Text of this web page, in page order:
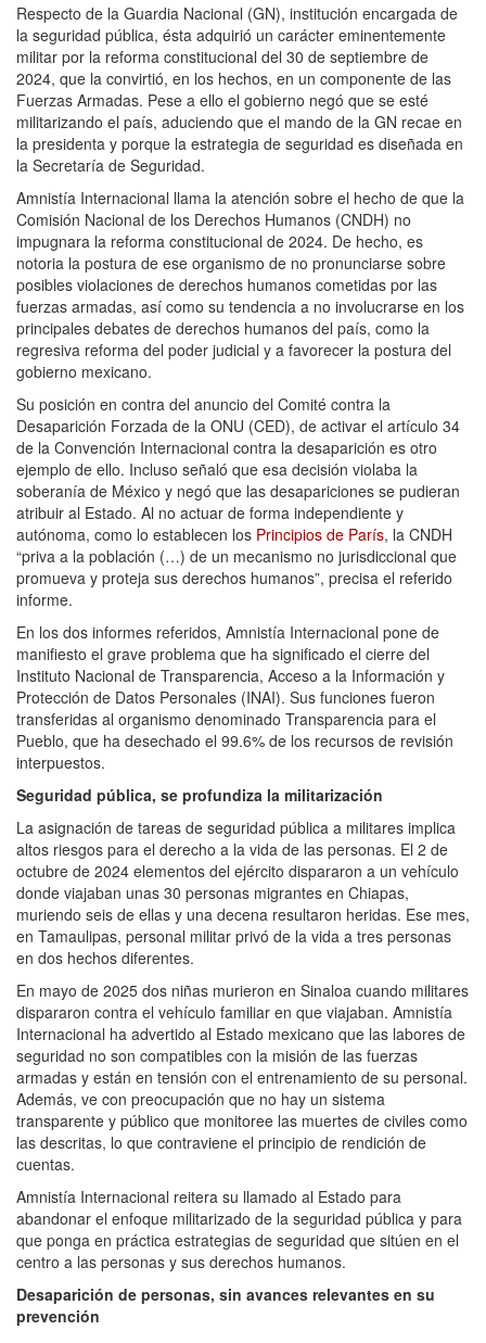
Respecto de la Guardia Nacional (GN), institución encargada de
la seguridad pública, ésta adquirió un carácter eminentemente
militar por la reforma constitucional del 30 de septiembre de
2024, que la convirtió, en los hechos, en un componente de las
Fuerzas Armadas. Pese a ello el gobierno negó que se esté
militarizando el país, aduciendo que el mando de la GN recae en
la presidenta y porque la estrategia de seguridad es diseñada en
la Secretaría de Seguridad.
Amnistía Internacional llama la atención sobre el hecho de que la
Comisión Nacional de los Derechos Humanos (CNDH) no
impugnara la reforma constitucional de 2024. De hecho, es
notoria la postura de ese organismo de no pronunciarse sobre
posibles violaciones de derechos humanos cometidas por las
fuerzas armadas, así como su tendencia a no involucrarse en los
principales debates de derechos humanos del país, como la
regresiva reforma del poder judicial y a favorecer la postura del
gobierno mexicano.
Su posición en contra del anuncio del Comité contra la
Desaparición Forzada de la ONU (CED), de activar el artículo 34
de la Convención Internacional contra la desaparición es otro
ejemplo de ello. Incluso señaló que esa decisión violaba la
soberanía de México y negó que las desapariciones se pudieran
atribuir al Estado. Al no actuar de forma independiente y
autónoma, como lo establecen los Principios de París, la CNDH
“priva a la población (…) de un mecanismo no jurisdiccional que
promueva y proteja sus derechos humanos”, precisa el referido
informe.
En los dos informes referidos, Amnistía Internacional pone de
manifiesto el grave problema que ha significado el cierre del
Instituto Nacional de Transparencia, Acceso a la Información y
Protección de Datos Personales (INAI). Sus funciones fueron
transferidas al organismo denominado Transparencia para el
Pueblo, que ha desechado el 99.6% de los recursos de revisión
interpuestos.
Seguridad pública, se profundiza la militarización
La asignación de tareas de seguridad pública a militares implica
altos riesgos para el derecho a la vida de las personas. El 2 de
octubre de 2024 elementos del ejército dispararon a un vehículo
donde viajaban unas 30 personas migrantes en Chiapas,
muriendo seis de ellas y una decena resultaron heridas. Ese mes,
en Tamaulipas, personal militar privó de la vida a tres personas
en dos hechos diferentes.
En mayo de 2025 dos niñas murieron en Sinaloa cuando militares
dispararon contra el vehículo familiar en que viajaban. Amnistía
Internacional ha advertido al Estado mexicano que las labores de
seguridad no son compatibles con la misión de las fuerzas
armadas y están en tensión con el entrenamiento de su personal.
Además, ve con preocupación que no hay un sistema
transparente y público que monitoree las muertes de civiles como
las descritas, lo que contraviene el principio de rendición de
cuentas.
Amnistía Internacional reitera su llamado al Estado para
abandonar el enfoque militarizado de la seguridad pública y para
que ponga en práctica estrategias de seguridad que sitúen en el
centro a las personas y sus derechos humanos.
Desaparición de personas, sin avances relevantes en su
prevención